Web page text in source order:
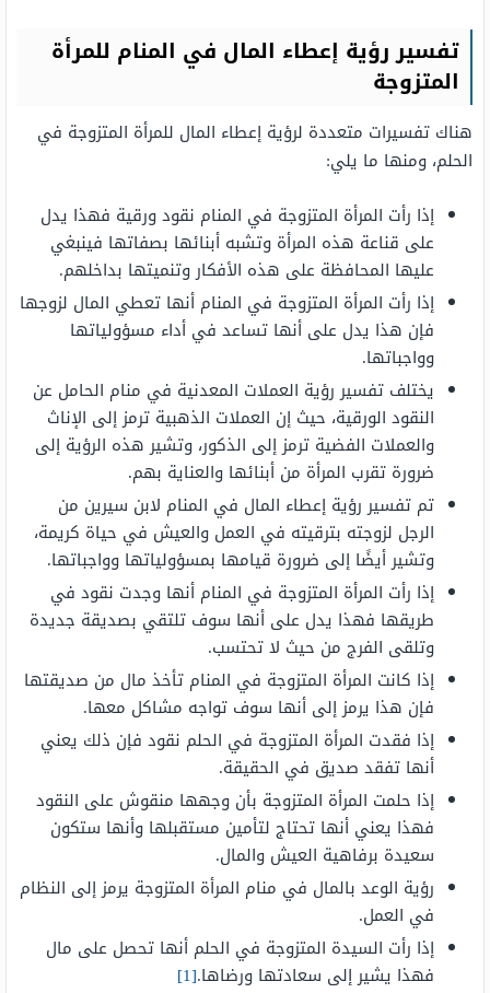
تفسير رؤية إعطاء المال في المنام للمرأة
المتزوجة
هناك تفسيرات متعددة لرؤية إعطاء المال للمرأة المتزوجة في
الحلم، ومنها ما يلي:
إذا رأت المرأة المتزوجة في المنام نقود ورقية فهذا يدل
على قناعة هذه المرأة وتشبه أبنائها بصفاتها فينبغي
عليها المحافظة على هذه الأفكار وتنميتها بداخلهم.
إذا رأت المرأة المتزوجة في المنام أنها تعطي المال لزوجها
فإن هذا يدل على أنها تساعد في أداء مسؤولياتها
وواجباتها.
يختلف تفسير رؤية العملات المعدنية في منام الحامل عن
النقود الورقية، حيث إن العملات الذهبية ترمز إلى الإناث
والعملات الفضية ترمز إلى الذكور، وتشير هذه الرؤية إلى
ضرورة تقرب المرأة من أبنائها والعناية بهم.
تم تفسير رؤية إعطاء المال في المنام لابن سيرين من
الرجل لزوجته بترقيته في العمل والعيش في حياة كريمة،
وتشير أيضًا إلى ضرورة قيامها بمسؤولياتها وواجباتها.
إذا رأت المرأة المتزوجة في المنام أنها وجدت نقود في
طريقها فهذا يدل على أنها سوف تلتقي بصديقة جديدة
وتلقى الفرج من حيث لا تحتسب.
إذا كانت المرأة المتزوجة في المنام تأخذ مال من صديقتها
فإن هذا يرمز إلى أنها سوف تواجه مشاكل معها.
إذا فقدت المرأة المتزوجة في الحلم نقود فإن ذلك يعني
أنها تفقد صديق في الحقيقة.
إذا حلمت المرأة المتزوجة بأن وجهها منقوش على النقود
فهذا يعني أنها تحتاج لتأمين مستقبلها وأنها ستكون
سعيدة برفاهية العيش والمال.
رؤية الوعد بالمال في منام المرأة المتزوجة يرمز إلى النظام
في العمل.
إذا رأت السيدة المتزوجة في الحلم أنها تحصل على مال
فهذا يشير إلى سعادتها ورضاها.[1]